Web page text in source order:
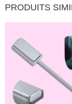
PRODUITS